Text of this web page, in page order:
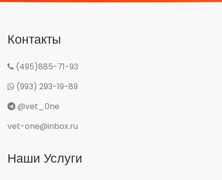
Контакты
(495)885-71-93
(993) 293-19-89
@vet_0ne
vet-one@inbox.ru
Наши Услуги